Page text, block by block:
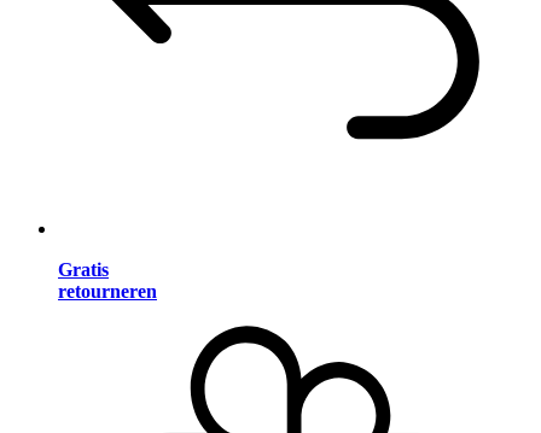
Gratis
retourneren